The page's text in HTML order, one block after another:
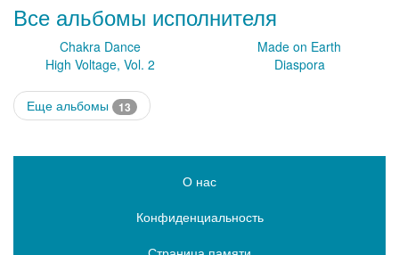
Все альбомы исполнителя
Chakra Dance
Made on Earth
High Voltage, Vol. 2
Diaspora
Еще альбомы 13
О нас
Конфиденциальность